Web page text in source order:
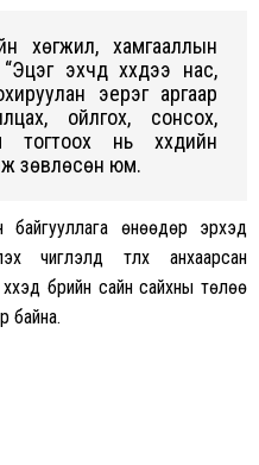
хөгжил, хамгааллын
эхчүүд хүүхдээ нас,
эерэг аргаар
ойлгох, сонсох,
нь хүүхдийн
зөвлөсөн юм.
байгууллага өнөөдөр эрхэд
чиглэлд түлхүү анхаарсан
бүрийн сайн сайхны төлөө
байна.